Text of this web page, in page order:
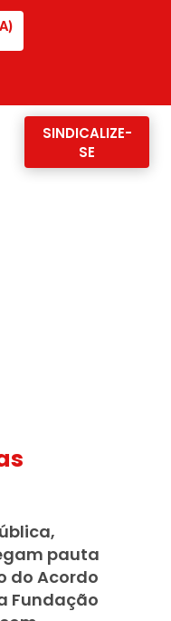
SINDICALIZE-
SE
pauta
do Acordo
Fundação